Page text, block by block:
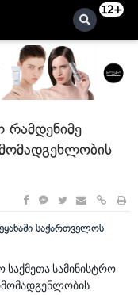
12+
რამდენიმე
სამინისტრო